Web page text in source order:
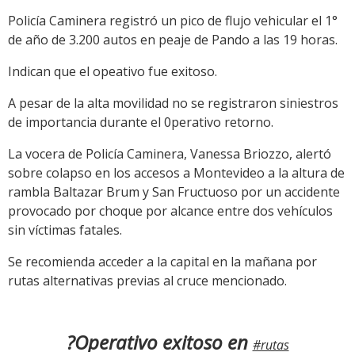
Link
Policía Caminera registró un pico de flujo vehicular el 1°
de año de 3.200 autos en peaje de Pando a las 19 horas.
Indican que el opeativo fue exitoso.
A pesar de la alta movilidad no se registraron siniestros
de importancia durante el 0perativo retorno.
La vocera de Policía Caminera, Vanessa Briozzo, alertó
sobre colapso en los accesos a Montevideo a la altura de
rambla Baltazar Brum y San Fructuoso por un accidente
provocado por choque por alcance entre dos vehículos
sin víctimas fatales.
Se recomienda acceder a la capital en la mañana por
rutas alternativas previas al cruce mencionado.
?Operativo exitoso en #rutas